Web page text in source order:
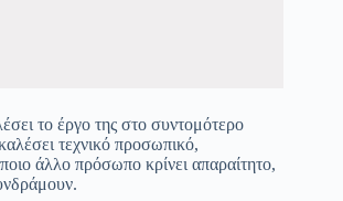
το έργο της στο συντομότερο
τεχνικό προσωπικό,
άλλο πρόσωπο κρίνει απαραίτητο,